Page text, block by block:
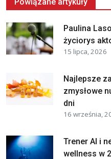
Paulina
życiorys
15 lipca, 2026
Najlepsze
zmysłowe
dni
16 września,
Trener AI i
wellness w